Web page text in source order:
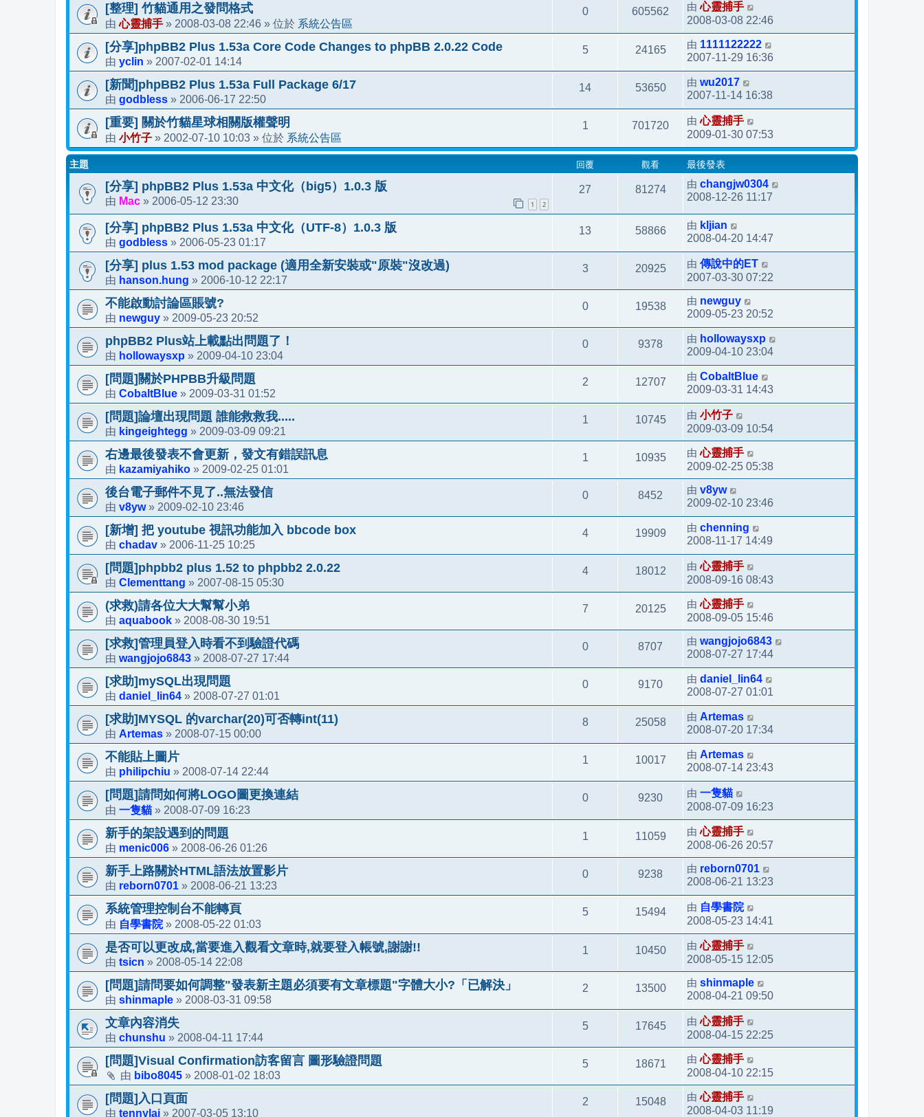
[整理] 竹貓通用之發問格式
由心靈捕手 » 2008-03-08 22:46 » 位於 系統公告區
0 605562 由心靈捕手
2008-03-08 22:46
[分享]phpBB2 Plus 1.53a Core Code Changes to phpBB 2.0.22 Code
由 yclin » 2007-02-01 14:14
5 24165 由 1111122222
2007-11-29 16:36
[新聞]phpBB2 Plus 1.53a Full Package 6/17
由 godbless » 2006-06-17 22:50
14 53650 由 wu2017
2007-11-14 16:38
[重要] 關於竹貓星球相關版權聲明
由 小竹子 » 2002-07-10 10:03 » 位於 系統公告區
1 701720 由心靈捕手
2009-01-30 07:53
主題 回覆 觀看 最後發表
[分享] phpBB2 Plus 1.53a 中文化（big5）1.0.3 版
由 Mac » 2006-05-12 23:30 1 2
27 81274 由 changjw0304
2008-12-26 11:17
[分享] phpBB2 Plus 1.53a 中文化（UTF-8）1.0.3 版
由 godbless » 2006-05-23 01:17
13 58866 由 kljian
2008-04-20 14:47
[分享] plus 1.53 mod package (適用全新安裝或"原裝"沒改過)
由 hanson.hung » 2006-10-12 22:17
3 20925 由 傳說中的ET
2007-03-30 07:22
不能啟動討論區賬號?
由 newguy » 2009-05-23 20:52
0 19538 由 newguy
2009-05-23 20:52
phpBB2 Plus站上載點出問題了！
由 hollowaysxp » 2009-04-10 23:04
0 9378 由 hollowaysxp
2009-04-10 23:04
[問題]關於PHPBB升級問題
由 CobaltBlue » 2009-03-31 01:52
2 12707 由 CobaltBlue
2009-03-31 14:43
[問題]論壇出現問題 誰能救救我.....
由 kingeightegg » 2009-03-09 09:21
1 10745 由 小竹子
2009-03-09 10:54
右邊最後發表不會更新，發文有錯誤訊息
由 kazamiyahiko » 2009-02-25 01:01
1 10935 由心靈捕手
2009-02-25 05:38
後台電子郵件不見了..無法發信
由 v8yw» 2009-02-10 23:46
0 8452 由 v8yw
2009-02-10 23:46
[新增] 把 youtube 視訊功能加入 bbcode box
由 chadav » 2006-11-25 10:25
4 19909 由 chenning
2008-11-17 14:49
[問題]phpbb2 plus 1.52 to phpbb2 2.0.22
由 Clementtang » 2007-08-15 05:30
4 18012 由心靈捕手
2008-09-16 08:43
(求救)請各位大大幫幫小弟
由 aquabook » 2008-08-30 19:51
7 20125 由心靈捕手
2008-09-05 15:46
[求救]管理員登入時看不到驗證代碼
由 wangjojo6843 » 2008-07-27 17:44
0 8707 由 wangjojo6843
2008-07-27 17:44
[求助]mySQL出現問題
由 daniel_lin64 » 2008-07-27 01:01
0 9170 由 daniel_lin64
2008-07-27 01:01
[求助]MYSQL 的varchar(20)可否轉int(11)
由 Artemas » 2008-07-15 00:00
8 25058 由 Artemas
2008-07-20 17:34
不能貼上圖片
由 philipchiu » 2008-07-14 22:44
1 10017 由 Artemas
2008-07-14 23:43
[問題]請問如何將LOGO圖更換連結
由 一隻貓 » 2008-07-09 16:23
0 9230 由 一隻貓
2008-07-09 16:23
新手的架設遇到的問題
由 menic006 » 2008-06-26 01:26
1 11059 由心靈捕手
2008-06-26 20:57
新手上路關於HTML語法放置影片
由 reborn0701 » 2008-06-21 13:23
0 9238 由 reborn0701
2008-06-21 13:23
系統管理控制台不能轉頁
由 自學書院» 2008-05-22 01:03
5 15494 由 自學書院
2008-05-23 14:41
是否可以更改成,當要進入觀看文章時,就要登入帳號,謝謝!!
由 tsicn » 2008-05-14 22:08
1 10450 由心靈捕手
2008-05-15 12:05
[問題]請問要如何調整"發表新主題必須要有文章標題"字體大小?「已解決」
由 shinmaple » 2008-03-31 09:58
2 13500 由 shinmaple
2008-04-21 09:50
文章內容消失
由 chunshu » 2008-04-11 17:44
5 17645 由心靈捕手
2008-04-15 22:25
[問題]Visual Confirmation訪客留言 圖形驗證問題
由 bibo8045 » 2008-01-02 18:03
5 18671 由心靈捕手
2008-04-10 22:15
[問題]入口頁面
由 tennylai » 2007-03-05 13:10
2 15048 由心靈捕手
2008-04-03 11:19